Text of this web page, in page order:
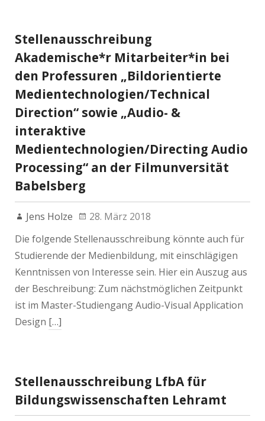
Stellenausschreibung
Akademische*r Mitarbeiter*in bei
den Professuren „Bildorientierte
Medientechnologien/Technical
Direction“ sowie „Audio- &
interaktive
Medientechnologien/Directing Audio
Processing“ an der Filmunversität
Babelsberg
Jens Holze
28. März 2018
Die folgende Stellenausschreibung könnte auch für
Studierende der Medienbildung, mit einschlägigen
Kenntnissen von Interesse sein. Hier ein Auszug aus
der Beschreibung: Zum nächstmöglichen Zeitpunkt
ist im Master-Studiengang Audio-Visual Application
Design […]
Stellenausschreibung LfbA für
Bildungswissenschaften Lehramt